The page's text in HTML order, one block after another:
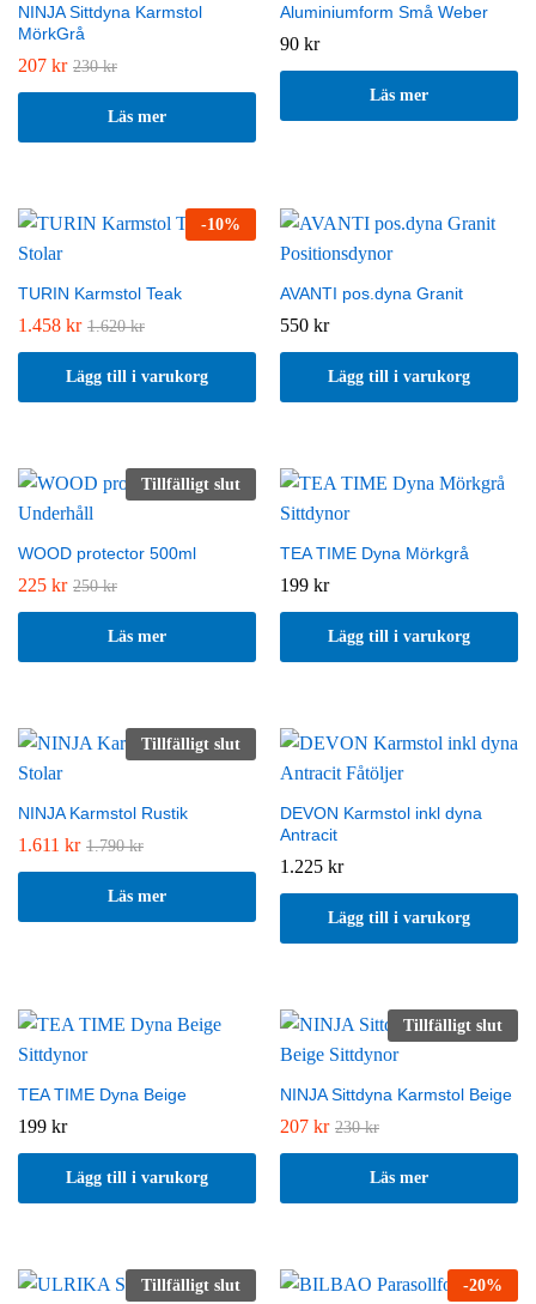
NINJA Sittdyna Karmstol
MörkGrå
207 kr 230kr
Läs mer
Aluminiumform Små Weber
90 kr
Läs mer
-10%
TURIN Karmstol Teak
1.458 kr 1.620kr
Lägg till i varukorg
AVANTI pos.dyna Granit
550 kr
Lägg till i varukorg
Tillfälligt slut
WOOD protector 500ml
225 kr 250kr
Läs mer
TEA TIME Dyna Mörkgrå
199 kr
Lägg till i varukorg
Tillfälligt slut
NINJA Karmstol Rustik
1.611 kr 1.790kr
Läs mer
DEVON Karmstol inkl dyna
Antracit
1.225 kr
Lägg till i varukorg
TEA TIME Dyna Beige
199 kr
Lägg till i varukorg
Tillfälligt slut
NINJA Sittdyna Karmstol Beige
207 kr 230kr
Läs mer
Tillfälligt slut -20%